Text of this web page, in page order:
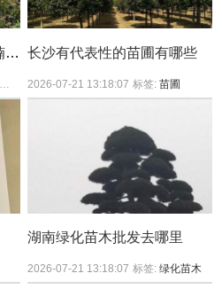
衡阳县哪里有高杆红叶石楠买？ 长沙有代表性的苗圃有哪些
2026-07-21 13:18:07 标签:苗圃
湖南绿化苗木批发去哪里
2026-07-21 13:18:07 标签:绿化苗木